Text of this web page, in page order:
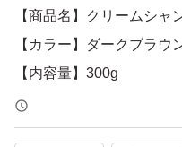
【商品名】クリームシャ
【カラー】ダークブラウ
【内容量】300g
【商品の状態】未使用